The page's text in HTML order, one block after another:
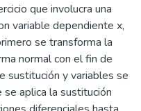
que involucra una
variable dependiente x,
se transforma la
normal con el fin de
sustitución y variables se
aplica la sustitución